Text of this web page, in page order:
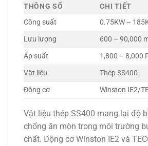
THÔNG SỐ
CHI TIẾT
Công suất
0.75KW –
Lưu lượng
600 – 90,000
Áp suất
1,800 – 8,000
Vật liệu
Thép SS400
Động cơ
Winston IE2/
Vật liệu thép SS400 mang lại độ
chống ăn mòn trong môi trường
chất. Động cơ Winston IE2 và